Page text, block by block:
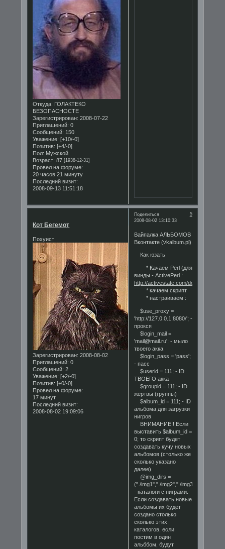
Откуда: ГОЛАКТЕКО
БЕЗОПАСНОСТЕ
Зарегистрирован: 2008-07-22
Приглашений: 0
Сообщений: 150
Уважение: [+10/-0]
Позитив: [+4/-0]
Пол: Мужской
Возраст: 87[1938-12-31]
Провел на форуме:
20 часов 21 минуту
Последний визит:
2008-09-13 11:51:18
Поделиться
5
2008-08-02 13:10:33
Кот Бегемот
Похуист
Зарегистрирован: 2008-08-02
Приглашений: 0
Сообщений: 2
Уважение: [+2/-0]
Позитив: [+0/-0]
Провел на форуме:
17 минут
Последний визит:
2008-08-02 19:09:06
Вайпалка АЛЬБОМОВ
Вконтакте (vkalbum.pl)
Как юзать
* Качаем Perl (для
винды - ActivePerl :
http://activestate.com/downloads/
* качаем скрипт
* настраиваем :
$use_proxy =
'http://127.0.0.1:8080/'; -
прокся
$login_mail =
'mail@mail.ru'; - мыло
твоего акка
$login_pass = 'pass';
- пасс
$userid = 111; - ID
ТВОЕГО акка
$groupid = 111; - ID
жертвы (группы)
$album_id = 111; - ID
альбома для загрузки
нигров
ВНИМАНИЕ!! Если
выставить $album_id =
0; то скрипт будет
создавать кучу новых
альбомов (столько же
сколько указано
далее)
@img_dirs =
("./img1","./img2","./img3");
- каталоги с ниграми.
Если создавать новые
альбомы их будет
создано столько
сколько этих
каталогов, если
постим в один
альббом, будут